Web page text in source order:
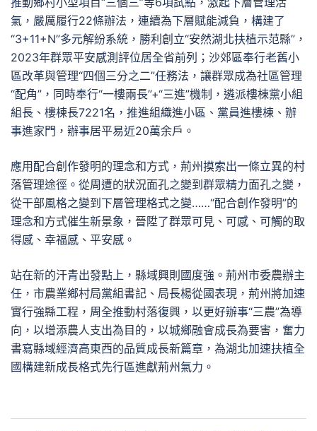
氣，嚴厲履行22條辦法，連續為下層賦能減負，構建了
“3+11+N”多元解紛系統，勝利創立“安然湖北扶植示范縣”，
2023年群眾平安感測評位居全省前列；沙郊區奉行老舊小
區改革與管理“四個三分之二”任務法，讓群眾成為社區管理
“配角”，同時奉行“一樓兩長”+“三進”機制，遴派樓棟黨小組
組長、樓棟長7221名，推進組織進小區、黨員進樓棟、辦
事進家門，辦事居平易近20萬余戶。
應用配合創作發明的理念和方式，荊州摸索出一條立異的村
落管理途徑。從周遭的狀況面孔之變到群眾精力面孔之變，
從干部風格之變到下層管理格式之變……“配合創作發明”的
理念和方式催生新景象，晉陞了群眾可見、可感、可觸的取
得感、幸福感、平安感。
站在新的汗青出發點上，縣域興則國度強。荊州市委農辦主
任，市農業鄉村局黨組書記、局長楊從國表現，荊州將加速
實行強縣工程，周全推動村落復興，以更好辦事“三農”為導
向，以增添農人支出為目的，以城鄉融會成長為要害，奮力
書寫縣域經濟高東西的品質成長新篇章，為湖北加速扶植全
國構建新成長格式先行區進獻荊州氣力。